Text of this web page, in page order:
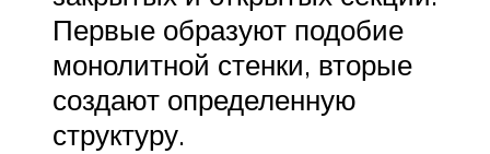
Первые образуют подобие
монолитной стенки, вторые
создают определенную
структуру.